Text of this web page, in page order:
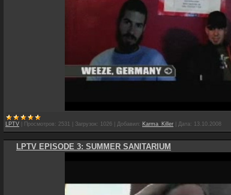
LPTV Просмотров: 2531 Загрузок: 1026 Добавил: Karma_Killer Дата: 13.10.2008
LPTV EPISODE 3: SUMMER SANITARIUM